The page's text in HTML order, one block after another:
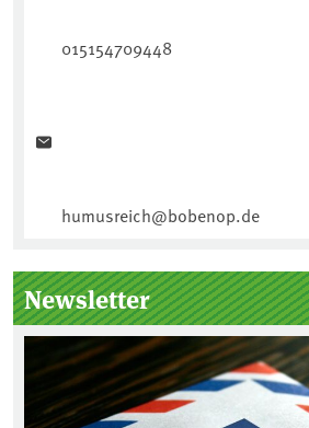
015154709448
humusreich@bobenop.de
Newsletter